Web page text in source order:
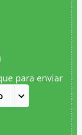
para enviar